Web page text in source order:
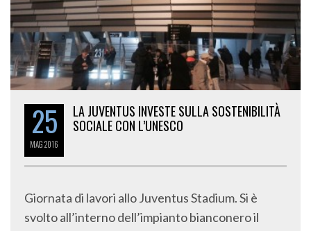
25
MAG2016
LA JUVENTUS INVESTE SULLA SOSTENIBILITÀ
SOCIALE CON L’UNESCO
Giornata di lavori allo Juventus Stadium. Si è
svolto all’interno dell’impianto bianconero il